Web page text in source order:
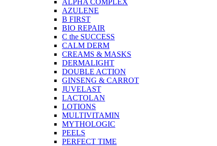
AZULENE
B FIRST
BIO REPAIR
C the SUCCESS
CALM DERM
CREAMS & MASKS
DERMALIGHT
DOUBLE ACTION
GINSENG & CARROT
JUVELAST
LACTOLAN
LOTIONS
MULTIVITAMIN
MYTHOLOGIC
PEELS
PERFECT TIME